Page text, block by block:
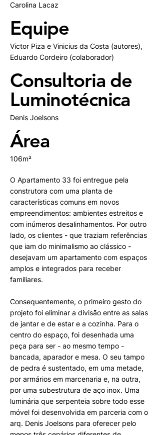
Carolina Lacaz
Equipe
Victor Piza e Vinicius da Costa (autores),
Eduardo Cordeiro (colaborador)
Consultoria de
Luminotécnica
Denis Joelsons
Área
106m²
O Apartamento 33 foi entregue pela
construtora com uma planta de
características comuns em novos
empreendimentos: ambientes estreitos e
com inúmeros desalinhamentos. Por outro
lado, os clientes - que traziam referências
que iam do minimalismo ao clássico -
desejavam um apartamento com espaços
amplos e integrados para receber
familiares.
Consequentemente, o primeiro gesto do
projeto foi eliminar a divisão entre as salas
de jantar e de estar e a cozinha. Para o
centro do espaço, foi desenhada uma
peça para ser - ao mesmo tempo -
bancada, aparador e mesa. O seu tampo
de pedra é sustentado, em uma metade,
por armários em marcenaria e, na outra,
por uma subestrutura de aço inox. Uma
luminária que serpenteia sobre todo esse
móvel foi desenvolvida em parceria com o
arq. Denis Joelsons para oferecer pelo